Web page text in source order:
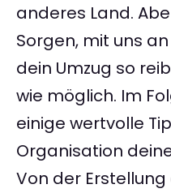
anderes Land.
Sorgen, mit uns
dein Umzug so
wie möglich. Im
einige wertvolle
Organisation
Von der